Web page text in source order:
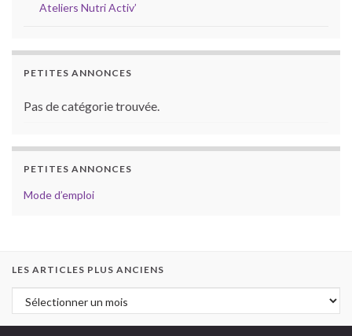
Ateliers Nutri Activ’
PETITES ANNONCES
Pas de catégorie trouvée.
PETITES ANNONCES
Mode d’emploi
LES ARTICLES PLUS ANCIENS